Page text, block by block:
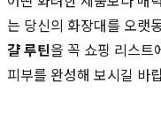
는 당신의 화장대를 오랫
걀 루틴을 꼭 쇼핑 리스트
피부를 완성해 보시길 바